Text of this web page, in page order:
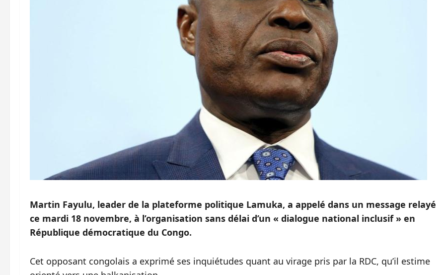
Martin Fayulu, leader de la plateforme politique Lamuka, a appelé dans un message relayé
ce mardi 18 novembre, à l’organisation sans délai d’un « dialogue national inclusif » en
République démocratique du Congo.
Cet opposant congolais a exprimé ses inquiétudes quant au virage pris par la RDC, qu’il estime